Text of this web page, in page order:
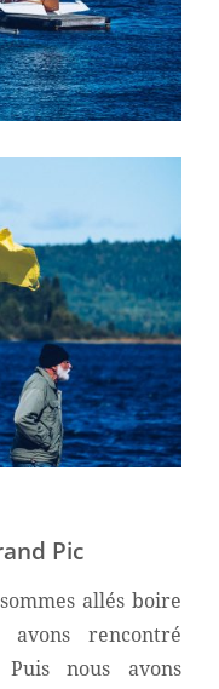
Pic
allés boire
rencontré
Puis nous avons